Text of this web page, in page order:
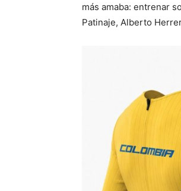
más amaba: entrenar
Patinaje, Alberto